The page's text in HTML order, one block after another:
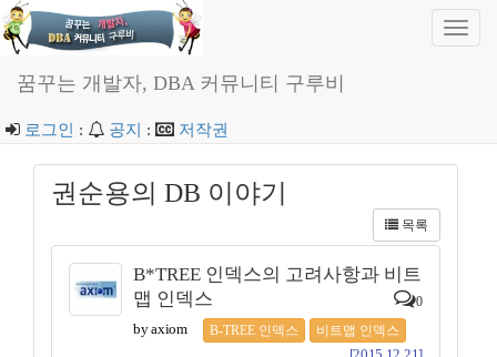
꿈꾸는 개발자, DBA 커뮤니티 구루비
로그인 : 공지 : 저작권
권순용의 DB 이야기
목록
B*TREE 인덱스의 고려사항과 비트
맵 인덱스
0
by axiom B-TREE 인덱스 비트맵 인덱스